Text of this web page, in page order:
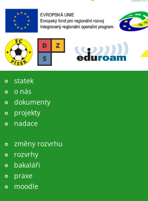
statek
o nás
dokumenty
projekty
nadace
změny rozvrhu
rozvrhy
bakaláři
praxe
moodle